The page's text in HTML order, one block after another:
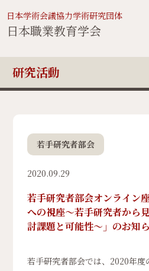
日本学術会議協力学術研究団体
日本職業教育学会
研究活動
若手研究者部会
2020.09.29
若手研究者部会オンライン
への視座〜若手研究者から
討課題と可能性〜」のお知
若手研究者部会では、2020年度